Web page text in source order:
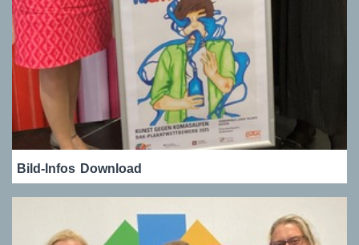
Bild-Infos Download